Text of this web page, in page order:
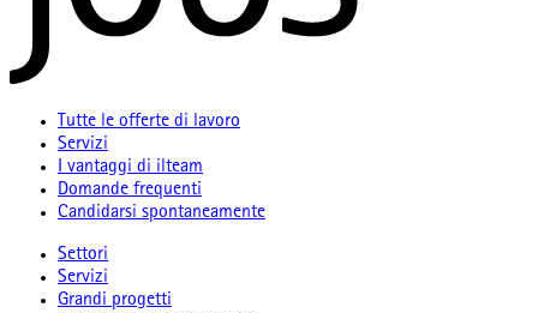
Tutte le offerte di lavoro
Servizi
I vantaggi di ilteam
Domande frequenti
Candidarsi spontaneamente
Settori
Servizi
Grandi progetti